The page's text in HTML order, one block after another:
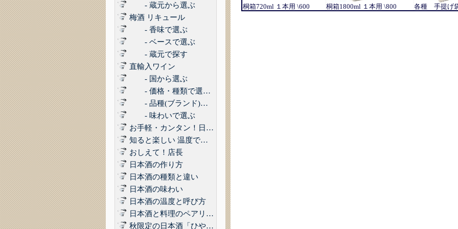
- 蔵元から選ぶ
梅酒 リキュール
- 香味で選ぶ
- ベースで選ぶ
- 蔵元で探す
直輸入ワイン
- 国から選ぶ
- 価格・種類で選ぶ(赤,白,ロゼ,スパークリング)
- 品種(ブランド)で選ぶ
- 味わいで選ぶ
お手軽・カンタン！日本酒に合うコンビニおつまみ3選 Vol.1
知ると楽しい 温度で楽しむ日本酒
おしえて！店長
日本酒の作り方
日本酒の種類と違い
日本酒の味わい
日本酒の温度と呼び方
日本酒と料理のペアリング
秋限定の日本酒「ひやおろし」
桐箱720ml １本用 \600 桐箱1800ml １本用 \800 各種 手提げ